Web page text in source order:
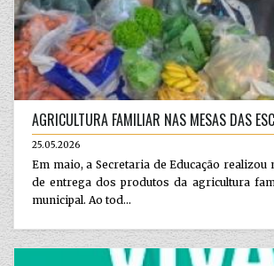
AGRICULTURA FAMILIAR NAS MESAS DAS
25.05.2026
Em maio, a Secretaria de Educação realizou
de entrega dos produtos da agricultura
municipal. Ao tod...